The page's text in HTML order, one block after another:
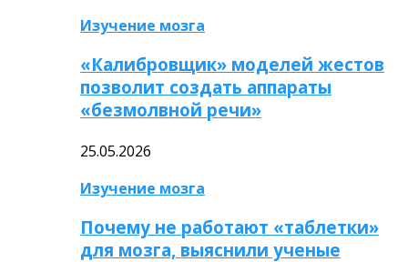
Изучение мозга
«Калибровщик» моделей жестов
позволит создать аппараты
«безмолвной речи»
25.05.2026
Изучение мозга
Почему не работают «таблетки»
для мозга, выяснили ученые